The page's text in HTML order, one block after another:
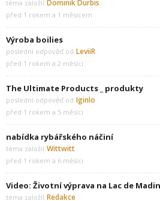
téma založil: Dominik Durbis
před 1 rokem a 1 měsícem
Výroba boilies
poslední odpověď od:LeviiR
před 1 rokem a 2 měsíci
The Ultimate Products _ produkty
poslední odpověď od:Iginlo
před 1 rokem a 5 měsíci
nabídka rybářského náčiní
téma založil:Wittwitt
před 1 rokem a 6 měsíci
Video: Životní výprava na Lac de
téma založil:Redakce